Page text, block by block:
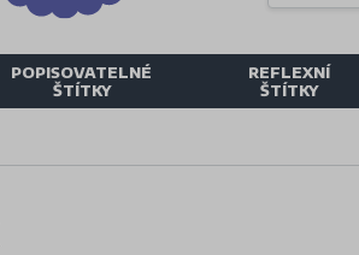
POPISOVATELNÉ
ŠTÍTKY
REFLEXNÍ
ŠTÍTKY